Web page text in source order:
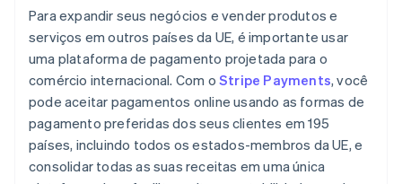
Para expandir seus negócios e vender produtos e
serviços em outros países da UE, é importante usar
uma plataforma de pagamento projetada para o
comércio internacional. Com o Stripe Payments, você
pode aceitar pagamentos online usando as formas de
pagamento preferidas dos seus clientes em 195
países, incluindo todos os estados-membros da UE, e
consolidar todas as suas receitas em uma única